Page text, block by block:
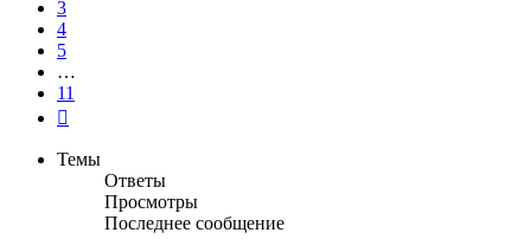
3
4
5
…
11
Темы
Ответы
Просмотры
Последнее сообщение